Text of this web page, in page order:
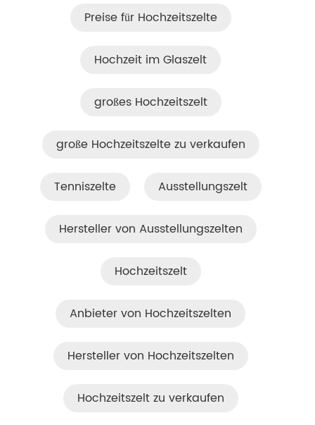
Preise für Hochzeitszelte
Hochzeit im Glaszelt
großes Hochzeitszelt
große Hochzeitszelte zu verkaufen
Tenniszelte Ausstellungszelt
Hersteller von Ausstellungszelten
Hochzeitszelt
Anbieter von Hochzeitszelten
Hersteller von Hochzeitszelten
Hochzeitszelt zu verkaufen